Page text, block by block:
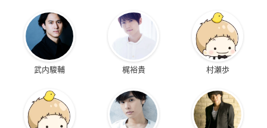
武内駿輔 梶裕貴 村瀬歩